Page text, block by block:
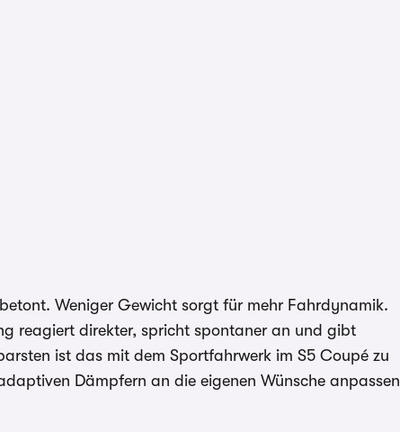
Weniger Gewicht sorgt für mehr Fahrdynamik.
reagiert direkter, spricht spontaner an und gibt
ist das mit dem Sportfahrwerk im S5 Coupé zu
Dämpfern an die eigenen Wünsche anpassen